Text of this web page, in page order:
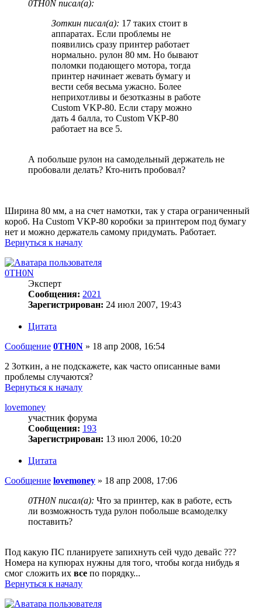
0TH0N писал(а):
Зоткин писал(а): 17 таких стоит в
аппаратах. Если проблемы не
появились сразу принтер работает
нормально. рулон 80 мм. Но бывают
поломки подающего мотора, тогда
принтер начинает жевать бумагу и
вести себя весьма ужасно. Более
неприхотливы и безотказны в работе
Custom VKP-80. Если стару можно
дать 4 балла, то Custom VKP-80
работает на все 5.
А побольше рулон на самодельный держатель не
пробовали делать? Кто-нить пробовал?
Ширина 80 мм, а на счет намотки, так у стара ограниченный
короб. На Custom VKP-80 коробки за принтером под бумагу
нет и можно держатель самому придумать. Работает.
Вернуться к началу
0TH0N
Эксперт
Сообщения: 2021
Зарегистрирован: 24 июл 2007, 19:43
Цитата
Сообщение 0TH0N » 18 апр 2008, 16:54
2 Зоткин, а не подскажете, как часто описанные вами
проблемы случаются?
Вернуться к началу
lovemoney
участник форума
Сообщения: 193
Зарегистрирован: 13 июл 2006, 10:20
Цитата
Сообщение lovemoney » 18 апр 2008, 17:06
0TH0N писал(а): Что за принтер, как в работе, есть
ли возможность туда рулон побольше всамоделку
поставить?
Под какую ПС планируете запихнуть сей чудо девайс ???
Номера на купюрах нужны для того, чтобы когда нибудь я
смог сложить их все по порядку...
Вернуться к началу